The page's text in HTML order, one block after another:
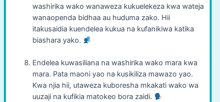
washirika wako wanaweza kukuelekeza kwa wateja
wanaopenda bidhaa au huduma zako. Hii
itakusaidia kuendelea kukua na kufanikiwa katika
biashara yako.
Endelea kuwasiliana na washirika wako mara kwa
mara. Pata maoni yao na kusikiliza mawazo yao.
Kwa njia hii, utaweza kuboresha mkakati wako wa
uuzaji na kufikia matokeo bora zaidi.